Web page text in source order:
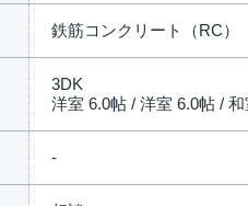
鉄筋コンクリート（RC）
3DK
洋室 6.0帖 / 洋室 6.0帖 /